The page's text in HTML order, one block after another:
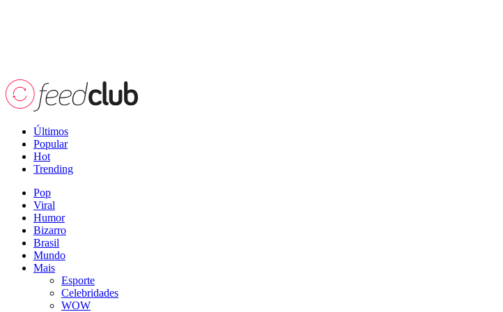
Últimos
Popular
Hot
Trending
Pop
Viral
Humor
Bizarro
Brasil
Mundo
Mais
Esporte
Celebridades
WOW